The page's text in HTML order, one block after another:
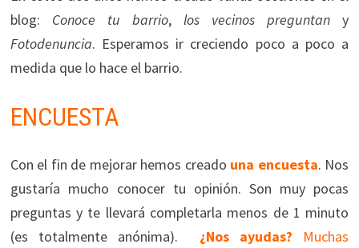
blog: Conoce tu barrio,los vecinos preguntan y
Fotodenuncia. Esperamos ir creciendo poco a poco a
medida que lo hace el barrio.
ENCUESTA
Con el fin de mejorar hemos creado una encuesta. Nos
gustaría mucho conocer tu opinión. Son muy pocas
preguntas y te llevará completarla menos de 1 minuto
(es totalmente anónima). ¿Nos ayudas? Muchas